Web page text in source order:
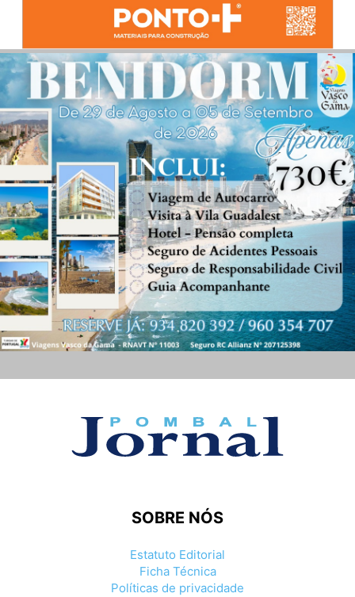
SOBRE NÓS
Estatuto Editorial
Ficha Técnica
Políticas de privacidade